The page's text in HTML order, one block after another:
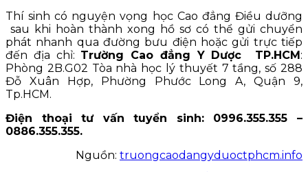
Thí sinh có nguyện vọng học Cao đẳng Điều dưỡng
sau khi hoàn thành xong hồ sơ có thể gửi chuyển
phát nhanh qua đường bưu điện hoặc gửi trực tiếp
đến địa chỉ: Trường Cao đẳng Y Dược TP.HCM:
Phòng 2B.G02 Tòa nhà học lý thuyết 7 tầng, số 288
Đỗ Xuân Hợp, Phường Phước Long A, Quận 9,
Tp.HCM.
Điện thoại tư vấn tuyển sinh: 0996.355.355 –
0886.355.355.
Nguồn: truongcaodangyduoctphcm.info